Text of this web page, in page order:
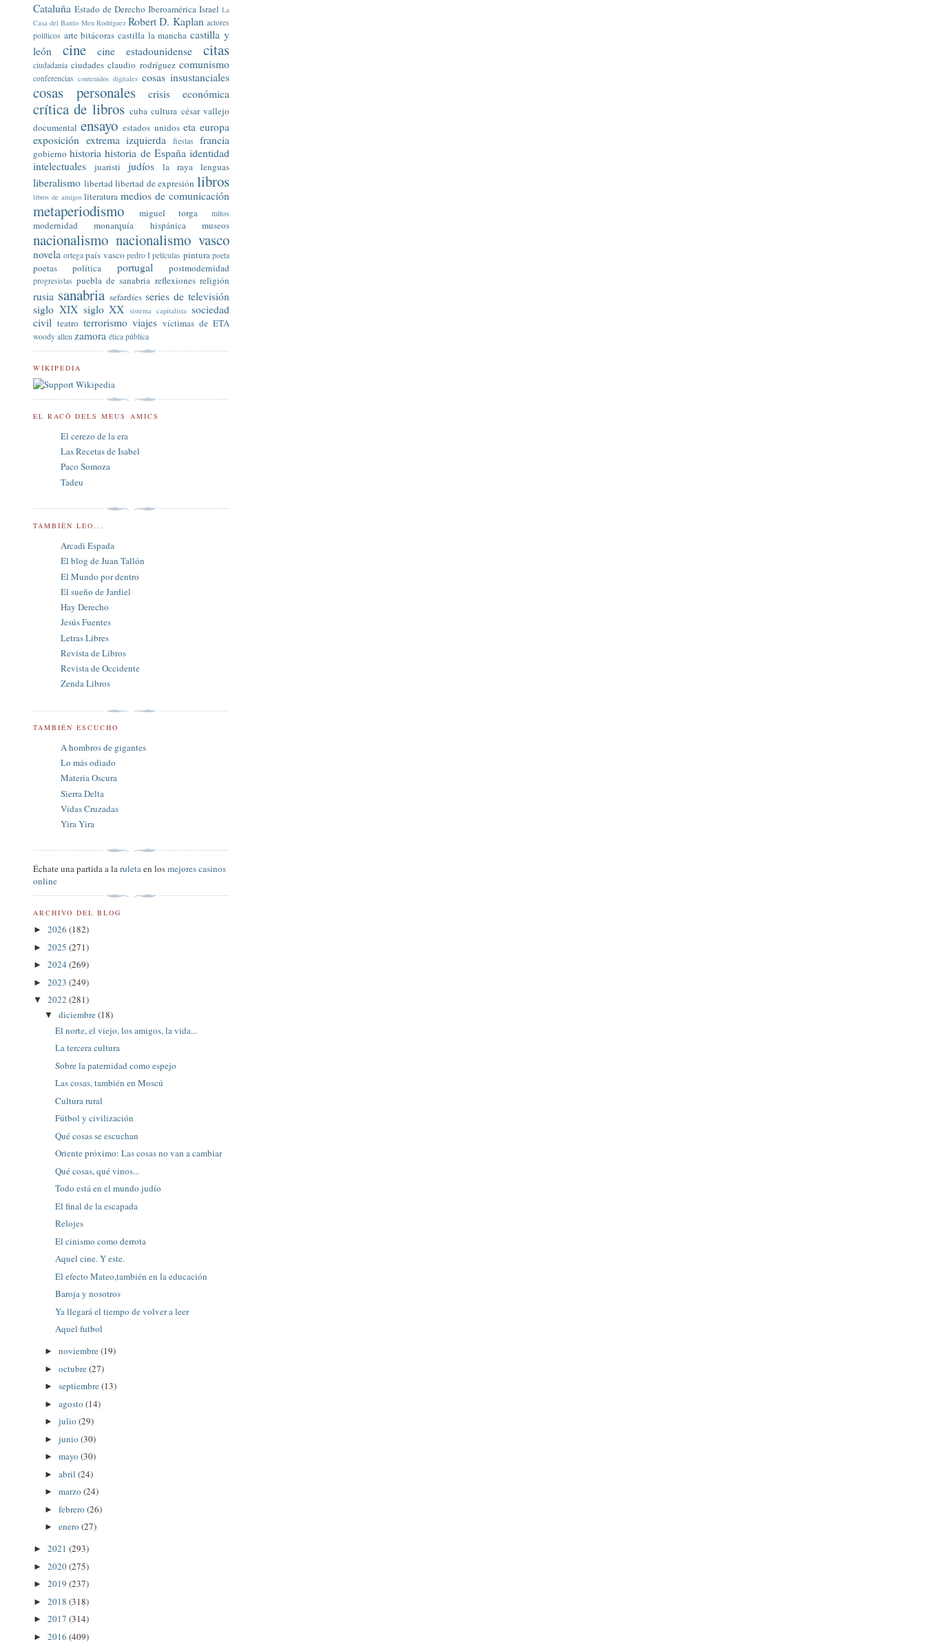
Cataluña Estado de Derecho Iberoamérica Israel La
Casa del Barrio Men Rodríguez Robert D. Kaplan actores
políticos arte bitácoras castilla la mancha castilla y
león
cine cine estadounidense citas
ciudadanía ciudades claudio rodríguez comunismo
conferencias contenidos digitales cosas insustanciales
cosas personales crisis económica
crítica de libros cuba cultura césar vallejo
documental ensayo estados unidos eta europa
exposición extrema izquierda fiestas francia
gobierno historia historia de España identidad
intelectuales
juaristi judíos la raya lenguas
liberalismo libertad libertad de expresión libros
libros de amigos literatura medios de comunicación
metaperiodismo miguel torga mitos
modernidad monarquía hispánica museos
nacionalismo nacionalismo vasco
novela ortega país vasco pedro I películas pintura poeta
poetas política portugal postmodernidad
progresistas puebla de sanabria reflexiones religión
rusia sanabria sefardíes series de televisión
siglo XIX siglo XX sistema capitalista sociedad
civil teatro terrorismo viajes víctimas de ETA
woody allen zamora ética pública
WIKIPEDIA
EL RACÓ DELS MEUS AMICS
El cerezo de la era
Las Recetas de Isabel
Paco Somoza
Tadeu
TAMBIÉN LEO...
Arcadi Espada
El blog de Juan Tallón
El Mundo por dentro
El sueño de Jardiel
Hay Derecho
Jesús Fuentes
Letras Libres
Revista de Libros
Revista de Occidente
Zenda Libros
TAMBIÉN ESCUCHO
A hombros de gigantes
Lo más odiado
Materia Oscura
Sierra Delta
Vidas Cruzadas
Yira Yira
Échate una partida a laruletaen losmejores casinos
online
ARCHIVO DEL BLOG
► 2026 (182)
► 2025 (271)
► 2024 (269)
► 2023 (249)
▼ 2022 (281)
▼ diciembre(18)
El norte, el viejo, los amigos, la vida...
La tercera cultura
Sobre la paternidad como espejo
Las cosas, también en Moscú
Cultura rural
Fútbol y civilización
Qué cosas se escuchan
Oriente próximo: Las cosas no van a cambiar
Qué cosas, qué vinos...
Todo está en el mundo judío
El final de la escapada
Relojes
El cinismo como derrota
Aquel cine. Y este.
El efecto Mateo,también en la educación
Baroja y nosotros
Ya llegará el tiempo de volver a leer
Aquel futbol
► noviembre(19)
► octubre(27)
► septiembre(13)
► agosto (14)
► julio (29)
► junio (30)
► mayo (30)
► abril (24)
► marzo (24)
► febrero (26)
► enero (27)
► 2021 (293)
► 2020(275)
► 2019 (237)
► 2018 (318)
► 2017 (314)
► 2016 (409)